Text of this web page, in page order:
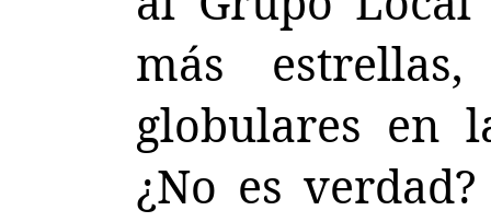
más
globulares en
¿No es